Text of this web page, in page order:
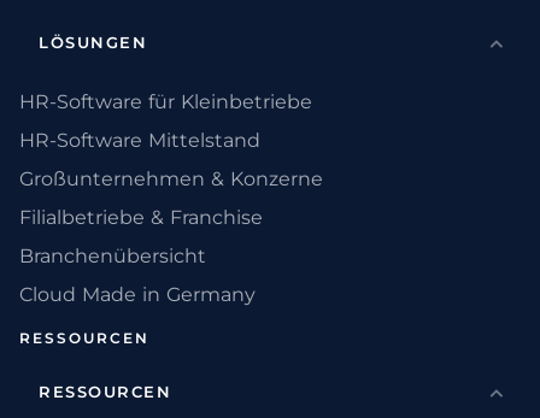
LÖSUNGEN
HR-Software für Kleinbetriebe
HR-Software Mittelstand
Großunternehmen & Konzerne
Filialbetriebe & Franchise
Branchenübersicht
Cloud Made in Germany
RESSOURCEN
RESSOURCEN